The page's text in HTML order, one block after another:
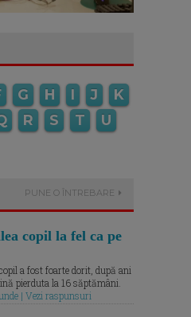
G H I J
K
R S T
U
PUNE O ÎNTREBARE
copil la fel ca pe
a fost foarte dorit, după ani
pierduta la 16 săptămâni.
| Vezi raspunsuri